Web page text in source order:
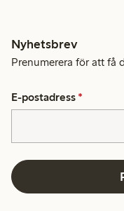
Nyhetsbrev
Prenumerera för att få
E-postadress *